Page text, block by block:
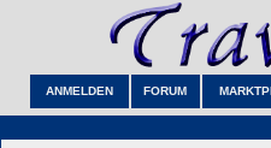
ANMELDEN FORUM